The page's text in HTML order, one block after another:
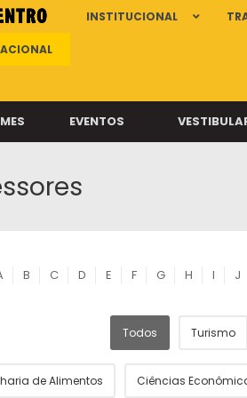
INSTITUCIONAL
EVENTOS
B C D E F G H I J
Todos Turismo
de Alimentos Ciências